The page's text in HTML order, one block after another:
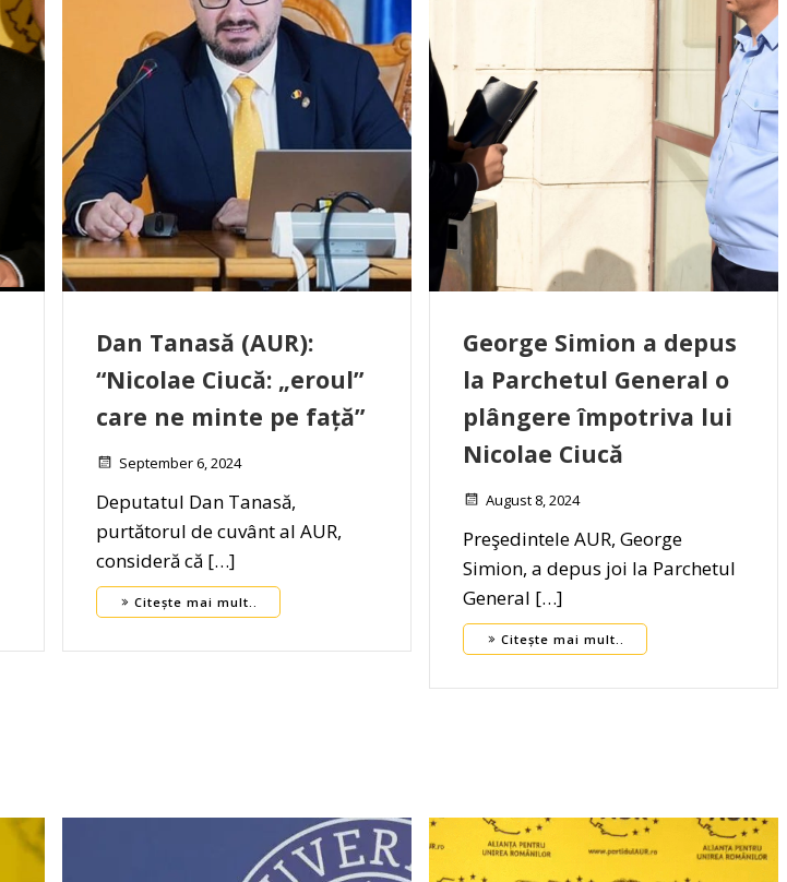
Dan Tanasă (AUR):
“Nicolae Ciucă: „eroul”
care ne minte pe față”
September 6, 2024
Deputatul Dan Tanasă,
purtătorul de cuvânt al AUR,
consideră că […]
Citește mai mult..
George Simion a depus
la Parchetul General o
plângere împotriva lui
Nicolae Ciucă
August 8, 2024
Preşedintele AUR, George
Simion, a depus joi la Parchetul
General […]
Citește mai mult..